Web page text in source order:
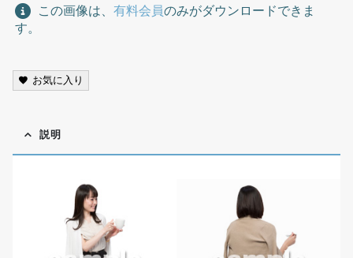
この画像は、 有料会員のみがダウンロードできま
す。
お気に入り
説明